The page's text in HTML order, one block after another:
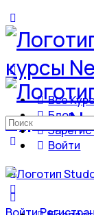
Все
Блог
Войти
Искать: